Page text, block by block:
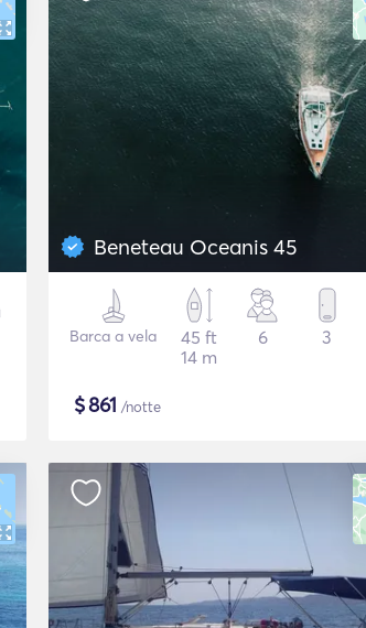
Beneteau Oceanis 45
Barca a vela
45 ft
14 m
6 3
$861 /notte